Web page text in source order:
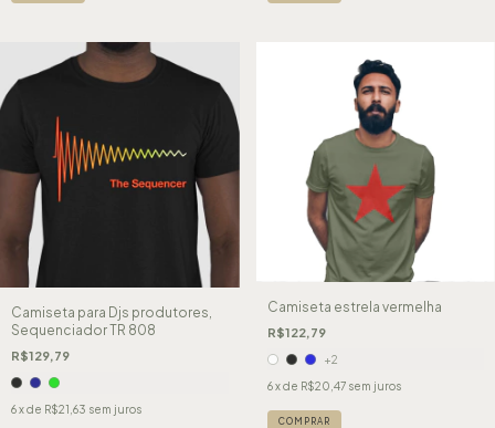
Camiseta para Djs produtores,
Sequenciador TR 808
R$129,79
6x de R$21,63 sem juros
Camiseta estrela vermelha
R$122,79
+2
6 x de R$20,47 sem juros
COMPRAR